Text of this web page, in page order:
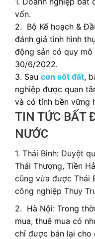
vốn.
2. Bộ Kế hoạch &
đánh giá tình hình
động sản có quy
30/6/2022.
3. Sau cơn sốt đất,
nghiệp được quan
và có tính bền vững
TIN TỨC BẤT
NƯỚC
1. Thái Bình: Duyệt
Thái Thượng, Tiền
cũng vừa được Thái
công nghiệp Thụy
2. Hà Nội: Trong
mua, thuê mua có
chỉ được bán lại cho